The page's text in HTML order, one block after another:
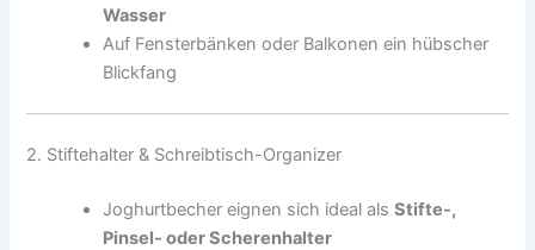
Wasser
Auf Fensterbänken oder Balkonen ein hübscher
Blickfang
2. Stiftehalter & Schreibtisch-Organizer
Joghurtbecher eignen sich ideal alsStifte-,
Pinsel- oder Scherenhalter